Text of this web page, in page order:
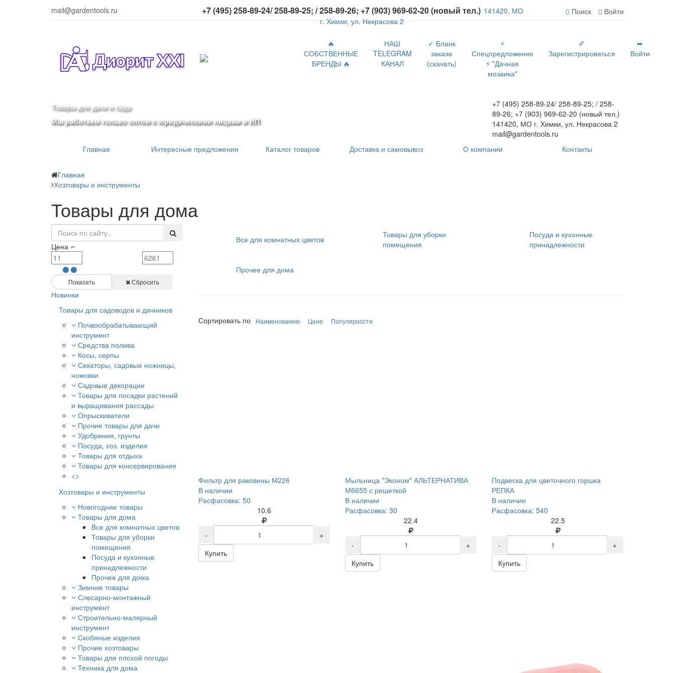
mail@gardentools.ru +7 (495) 258-89-24/ 258-89-25; / 258-89-26; +7 (903) 969-62-20 (новый тел.) 141420, МО
г. Химки, ул. Некрасова 2
Поиск Войти
🔥
СОБСТВЕННЫЕ
БРЕНДЫ 🔥
НАШ
TELEGRAM
КАНАЛ
✓ Бланк
заказа
(скачать)
⚡
Спецпредложение
⚡ "Дачная
мозаика"
✐
Зарегистрироваться
➥
Войти
Товары для дачи и сада
Мы работаем только оптом с юридическими лицами и ИП
+7 (495) 258-89-24/ 258-89-25; / 258-
89-26; +7 (903) 969-62-20 (новый тел.)
141420, МО г. Химки, ул. Некрасова 2
mail@gardentools.ru
Главная
Интересные предложения Каталог товаров Доставка и самовывоз О компании Контакты
Главная
Хозтовары и инструменты
Товары для дома
Цена
Показать Сбросить
Новинки
Товары для садоводов и дачников
Почвообрабатывающий
инструмент
Средства полива
Косы, серпы
Секаторы, садовые ножницы,
ножовки
Садовые декорации
Товары для посадки растений
и выращивания рассады
Опрыскиватели
Прочие товары для дачи
Удобрения, грунты
Посуда, хоз. изделия
Товары для отдыха
Товары для консервирования
<>
Хозтовары и инструменты
Новогодние товары
Товары для дома
Все для комнатных цветов
Товары для уборки
помещения
Посуда и кухонные
принадлежности
Прочее для дома
Зимние товары
Слесарно-монтажный
инструмент
Строительно-малярный
инструмент
Скобяные изделия
Прочие хозтовары
Товары для плохой погоды
Техника для дома
Все для комнатных цветов
Товары для уборки
помещения
Посуда и кухонные
принадлежности
Прочее для дома
Сортировать по Наименованию Цене Популярности
Фильтр для раковины М226
В наличии
Расфасовка: 50
10.6
-
+
Купить
Мыльница "Эконом" АЛЬТЕРНАТИВА
М6655 с решеткой
В наличии
Расфасовка: 30
22.4
-
+
Купить
Подвеска для цветочного горшка
РЕПКА
В наличии
Расфасовка: 540
22.5
-
+
Купить